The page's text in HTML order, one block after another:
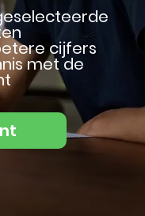
cijfers
met de